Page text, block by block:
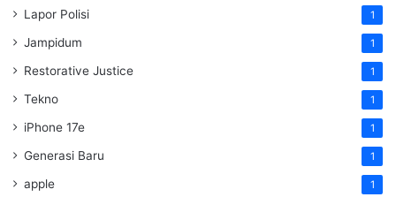
Lapor Polisi 1
Jampidum 1
Restorative Justice 1
Tekno 1
iPhone 17e 1
Generasi Baru 1
apple 1